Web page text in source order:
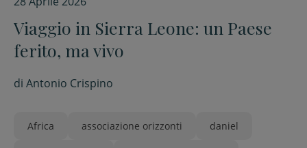
Viaggio in Sierra Leone: un Paese
ferito, ma vivo
di Antonio Crispino
Africa associazione orizzonti daniel